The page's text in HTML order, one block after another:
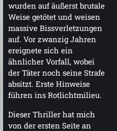
wurden auf äußerst brutale
Weise getötet und weisen
massive Bissverletzungen
auf. Vor zwanzig Jahren
ereignete sich ein
ähnlicher Vorfall, wobei
der Täter noch seine Strafe
absitzt. Erste Hinweise
führen ins Rotlichtmilieu.
Dieser Thriller hat mich
von der ersten Seite an